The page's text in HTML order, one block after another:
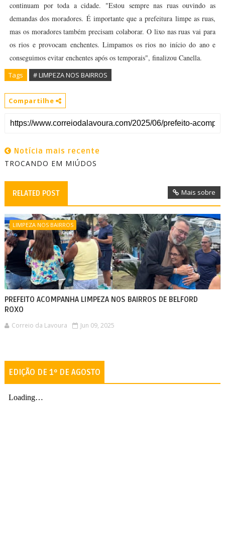
continuam por toda a cidade. "Estou sempre nas ruas ouvindo as
demandas dos moradores. É importante que a prefeitura limpe as ruas,
mas os moradores também precisam colaborar. O lixo nas ruas vai para
os rios e provocam enchentes. Limpamos os rios no início do ano e
conseguimos evitar enchentes após os temporais", finalizou Canella.
Tags # LIMPEZA NOS BAIRROS
Compartilhe
Notícia mais recente
TROCANDO EM MIÚDOS
RELATED POST Mais sobre
LIMPEZA NOS BAIRROS
PREFEITO ACOMPANHA LIMPEZA NOS BAIRROS DE BELFORD
ROXO
Correio da Lavoura Jun 09, 2025
EDIÇÃO DE 1º DE AGOSTO